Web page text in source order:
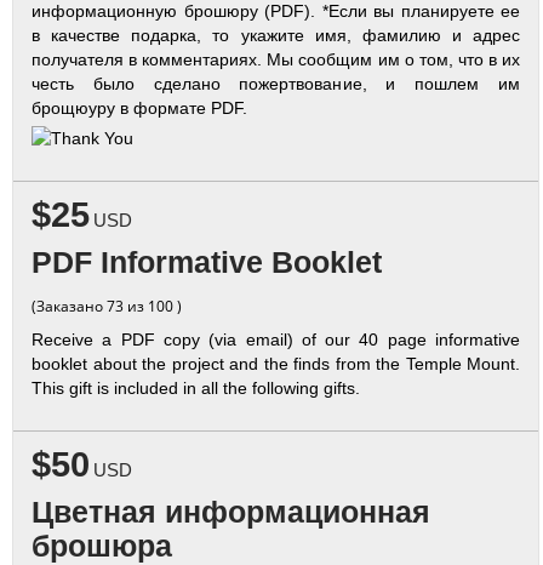
информационную брошюру (PDF). *Если вы планируете ее
в качестве подарка, то укажите имя, фамилию и адрес
получателя в комментариях. Мы сообщим им о том, что в их
честь было сделано пожертвование, и пошлем им
брощюуру в формате PDF.
$25 USD
PDF Informative Booklet
(Заказано 73 из 100 )
Receive a PDF copy (via email) of our 40 page informative
booklet about the project and the finds from the Temple Mount.
This gift is included in all the following gifts.
$50 USD
Цветная информационная
брошюра